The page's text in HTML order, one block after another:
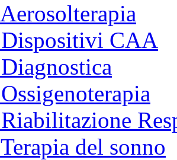
Aerosolterapia
Dispositivi CAA
Diagnostica
Ossigenoterapia
Riabilitazione
Terapia del sonno